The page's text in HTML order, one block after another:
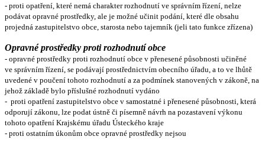
- proti opatření, které nemá charakter rozhodnutí ve správním řízení, nelze
podávat opravné prostředky, ale je možné učinit podání, které dle obsahu
projedná zastupitelstvo obce, starosta nebo tajemník (jeli tato funkce zřízena)
Opravné prostředky proti rozhodnutí obce
- opravné prostředky proti rozhodnutí obce v přenesené působnosti učiněné
ve správním řízení, se podávají prostřednictvím obecního úřadu, a to ve lhůtě
uvedené v poučení tohoto rozhodnutí a za podmínek stanovených v zákoně, na
jehož základě bylo příslušné rozhodnutí vydáno
- proti opatření zastupitelstvo obce v samostatné i přenesené působnosti, která
odporují zákonu, lze podat ústně či písemně návrh na pozastavení výkonu
tohoto opatření Krajskému úřadu Ústeckého kraje
- proti ostatním úkonům obce opravné prostředky nejsou